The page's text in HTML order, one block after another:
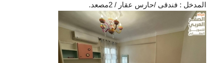
المدخل : فندقى /حارس عقار / 2مصعد.